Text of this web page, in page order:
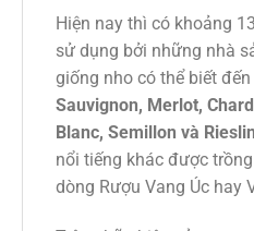
Hiện nay thì có khoảng
sử dụng bởi những nhà
giống nho có thể biết đến
Sauvignon, Merlot,
Blanc, Semillon và
nổi tiếng khác được
dòng Rượu Vang Úc hay